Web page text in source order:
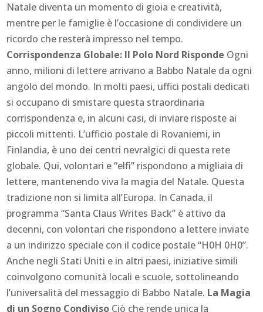
Natale diventa un momento di gioia e creatività,
mentre per le famiglie è l’occasione di condividere un
ricordo che resterà impresso nel tempo.
Corrispondenza Globale: Il Polo Nord Risponde Ogni
anno, milioni di lettere arrivano a Babbo Natale da ogni
angolo del mondo. In molti paesi, uffici postali dedicati
si occupano di smistare questa straordinaria
corrispondenza e, in alcuni casi, di inviare risposte ai
piccoli mittenti. L’ufficio postale di Rovaniemi, in
Finlandia, è uno dei centri nevralgici di questa rete
globale. Qui, volontari e “elfi” rispondono a migliaia di
lettere, mantenendo viva la magia del Natale. Questa
tradizione non si limita all’Europa. In Canada, il
programma “Santa Claus Writes Back” è attivo da
decenni, con volontari che rispondono a lettere inviate
a un indirizzo speciale con il codice postale “H0H 0H0”.
Anche negli Stati Uniti e in altri paesi, iniziative simili
coinvolgono comunità locali e scuole, sottolineando
l’universalità del messaggio di Babbo Natale. La Magia
di un Sogno Condiviso Ciò che rende unica la